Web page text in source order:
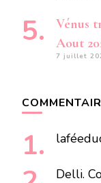
Vénus
Aout
7 juillet
Delli.